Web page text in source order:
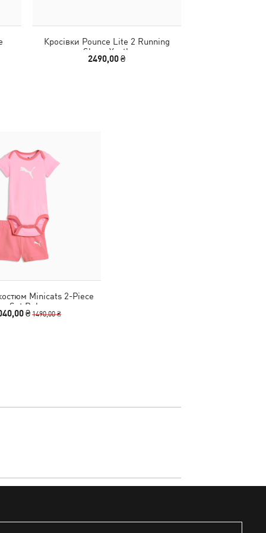
Кросівки Pounce Lite 2 Running
Shoes Youth
2490,00 ₴
Minicats 2-Piece
Set Baby
₴1490,00 ₴